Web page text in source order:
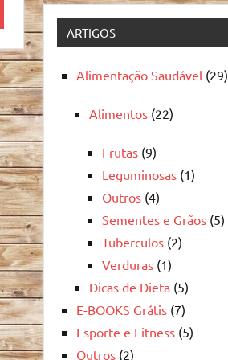
ARTIGOS
Alimentação Saudável (29)
Alimentos (22)
Frutas (9)
Leguminosas (1)
Outros (4)
Sementes e Grãos (5)
Tuberculos (2)
Verduras (1)
Dicas de Dieta (5)
E-BOOKS Grátis (7)
Esporte e Fitness (5)
Outros (2)